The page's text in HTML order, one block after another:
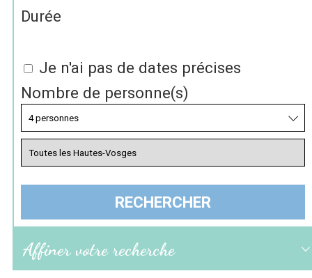
Durée
Je n'ai pas de dates précises
Nombre de personne(s)
Affiner votre recherche